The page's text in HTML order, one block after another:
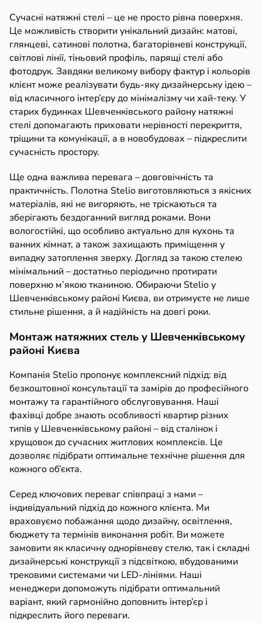
Сучасні натяжні стелі – це не просто рівна поверхня.
Це можливість створити унікальний дизайн: матові,
глянцеві, сатинові полотна, багаторівневі конструкції,
світлові лінії, тіньовий профіль, парящі стелі або
фотодрук. Завдяки великому вибору фактур і кольорів
клієнт може реалізувати будь-яку дизайнерську ідею –
від класичного інтер’єру до мінімалізму чи хай-теку. У
старих будинках Шевченківського району натяжні
стелі допомагають приховати нерівності перекриття,
тріщини та комунікації, а в новобудовах – підкреслити
сучасність простору.
Ще одна важлива перевага – довговічність та
практичність. Полотна Stelio виготовляються з якісних
матеріалів, які не вигоряють, не тріскаються та
зберігають бездоганний вигляд роками. Вони
вологостійкі, що особливо актуально для кухонь та
ванних кімнат, а також захищають приміщення у
випадку затоплення зверху. Догляд за такою стелею
мінімальний – достатньо періодично протирати
поверхню м’якою тканиною. Обираючи Stelio у
Шевченківському районі Києва, ви отримуєте не лише
стильне рішення, а й надійність на довгі роки.
Монтаж натяжних стель у Шевченківському
районі Києва
Компанія Stelio пропонує комплексний підхід: від
безкоштовної консультації та замірів до професійного
монтажу та гарантійного обслуговування. Наші
фахівці добре знають особливості квартир різних
типів у Шевченківському районі – від сталінок і
хрущовок до сучасних житлових комплексів. Це
дозволяє підібрати оптимальне технічне рішення для
кожного об’єкта.
Серед ключових переваг співпраці з нами –
індивідуальний підхід до кожного клієнта. Ми
враховуємо побажання щодо дизайну, освітлення,
бюджету та термінів виконання робіт. Ви можете
замовити як класичну однорівневу стелю, так і складні
дизайнерські конструкції з підсвіткою, вбудованими
трековими системами чи LED-лініями. Наші
менеджери допоможуть підібрати оптимальний
варіант, який гармонійно доповнить інтер’єр і
підкреслить його переваги.